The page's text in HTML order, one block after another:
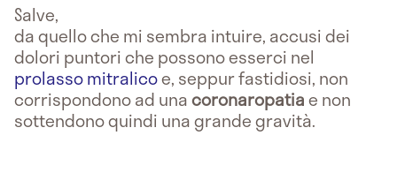
Salve,
da quello che mi sembra intuire, accusi dei
dolori puntori che possono esserci nel
prolasso mitralicoe, seppur fastidiosi, non
corrispondono ad unacoronaropatiae non
sottendono quindi una grande gravità.